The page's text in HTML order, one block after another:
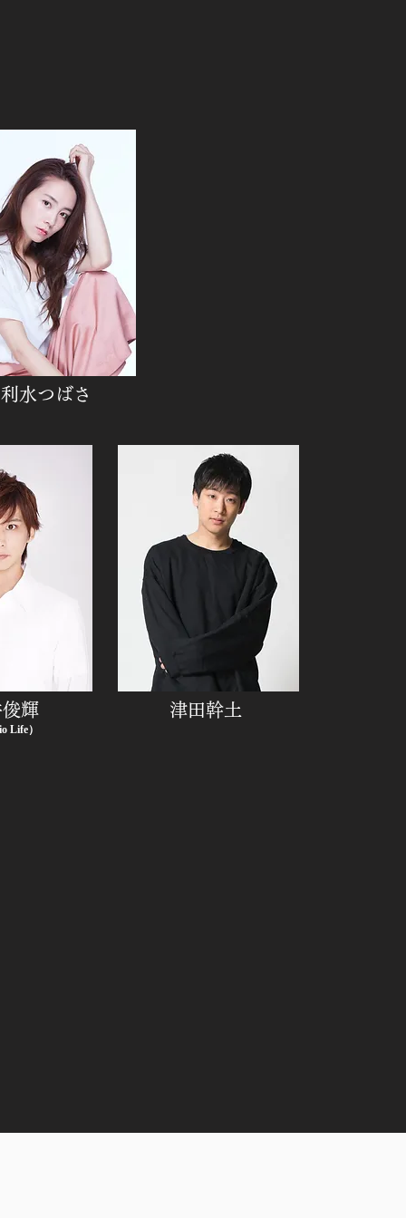
利水つばさ
輝 津田幹土
Life）